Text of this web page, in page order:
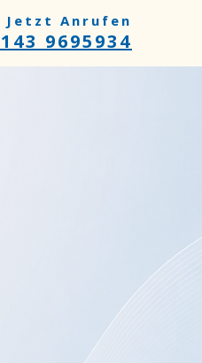
Jetzt Anrufen
9695934